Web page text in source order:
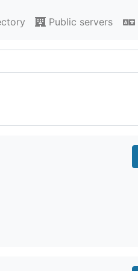
Public servers